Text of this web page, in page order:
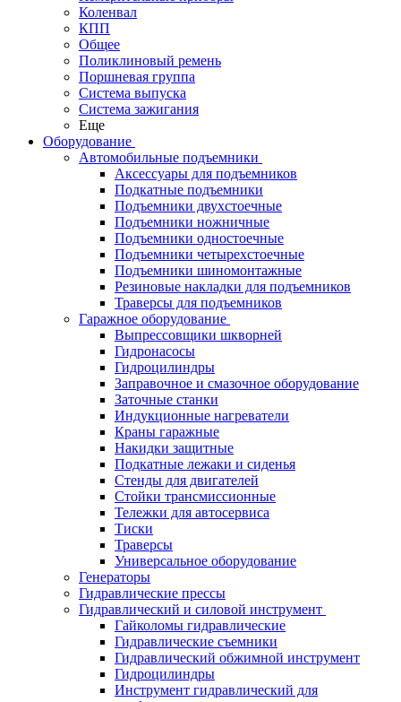
Коленвал
КПП
Общее
Поликлиновый ремень
Поршневая группа
Система выпуска
Система зажигания
Еще
Оборудование
Автомобильные подъемники
Аксессуары для подъемников
Подкатные подъемники
Подъемники двухстоечные
Подъемники ножничные
Подъемники одностоечные
Подъемники четырехстоечные
Подъемники шиномонтажные
Резиновые накладки для подъемников
Траверсы для подъемников
Гаражное оборудование
Выпрессовщики шкворней
Гидронасосы
Гидроцилиндры
Заправочное и смазочное оборудование
Заточные станки
Индукционные нагреватели
Краны гаражные
Накидки защитные
Подкатные лежаки и сиденья
Стенды для двигателей
Стойки трансмиссионные
Тележки для автосервиса
Тиски
Траверсы
Универсальное оборудование
Генераторы
Гидравлические прессы
Гидравлический и силовой инструмент
Гайколомы гидравлические
Гидравлические съемники
Гидравлический обжимной инструмент
Гидроцилиндры
Инструмент гидравлический для